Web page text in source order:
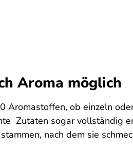
Aroma möglich
Aromastoffen, ob einzeln
Zutaten sogar vollständig
nach dem sie